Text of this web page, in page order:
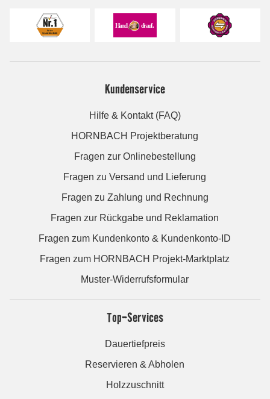
Kundenservice
Hilfe & Kontakt (FAQ)
HORNBACH Projektberatung
Fragen zur Onlinebestellung
Fragen zu Versand und Lieferung
Fragen zu Zahlung und Rechnung
Fragen zur Rückgabe und Reklamation
Fragen zum Kundenkonto & Kundenkonto-ID
Fragen zum HORNBACH Projekt-Marktplatz
Muster-Widerrufsformular
Top-Services
Dauertiefpreis
Reservieren & Abholen
Holzzuschnitt